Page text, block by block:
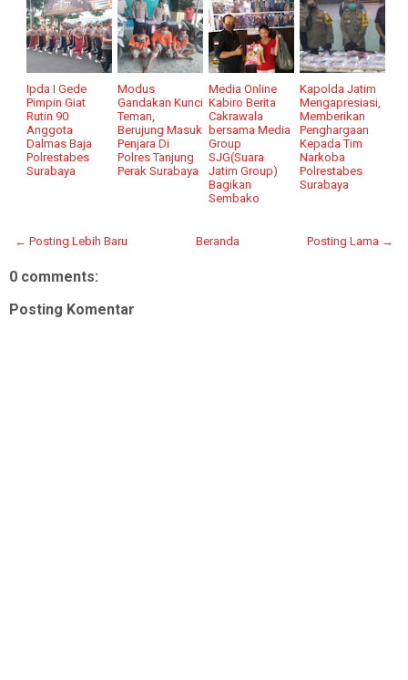
Ipda I Gede
Pimpin Giat
Rutin 90
Anggota
Dalmas Baja
Polrestabes
Surabaya
Modus
Gandakan Kunci
Teman,
Berujung Masuk
Penjara Di
Polres Tanjung
Perak Surabaya
Media Online
Kabiro Berita
Cakrawala
bersama Media
Group
SJG(Suara
Jatim Group)
Bagikan
Sembako
Kapolda Jatim
Mengapresiasi,
Memberikan
Penghargaan
Kepada Tim
Narkoba
Polrestabes
Surabaya
← Posting Lebih Baru Posting Lama →
Beranda
0 comments:
Posting Komentar